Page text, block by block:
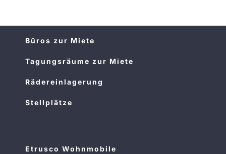
Büros zur Miete
Tagungsräume zur Miete
Rädereinlagerung
Stellplätze
Etrusco Wohnmobile